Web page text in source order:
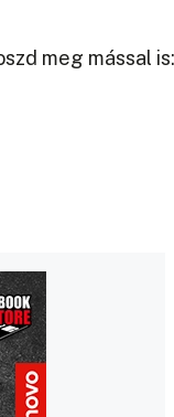
meg mással is: